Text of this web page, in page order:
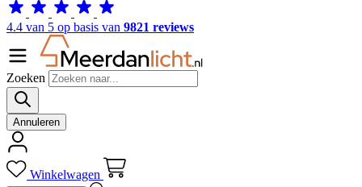
4.4 van 5 op basis van 9821 reviews
Zoeken
Annuleren
Winkelwagen